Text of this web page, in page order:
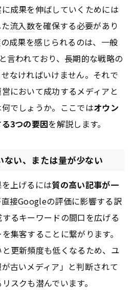
成果を伸ばしていくためには
流入数を確保する必要があり
成果を感じられるのは、一般
言われており、長期的な戦略の
なければいけません。それで
において成功するメディアと
でしょうか。ここではオウン
3つの要因を解説します。
ない、または量が少ない
上げるには質の高い記事が一
接Googleの評価に影響する訳
るキーワードの間口を広げる
集客することに繋がります。
更新頻度も低くなるため、ユ
古いメディア」と判断されて
スクも潜んでいます。